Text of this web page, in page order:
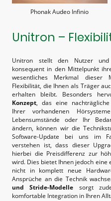
Phonak Audeo Infinio
Unitron –
Unitron stellt den Nutzer und
konsequent in den Mittelpunkt
wesentliches Merkmal dieser
Flexibilität, die Ihnen als Träger
erhalten bleibt. Besonders
Konzept, das eine
Ihrer vorhandenen
Lebensumstände oder Ihr
ändern, können wir die
Software-Update bei uns im
verstehen ist, dass dieser
hierbei die Preisdifferenz zur
wird. Dies bietet Ihnen jedoch eine
nicht in komplett neue
Ansprüche an die Technik
und Stride-Modelle sorgt
komfortable Integration in Ihren